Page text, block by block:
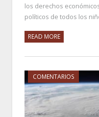
los derechos
políticos de todos los
READ MORE
COMENTARIOS